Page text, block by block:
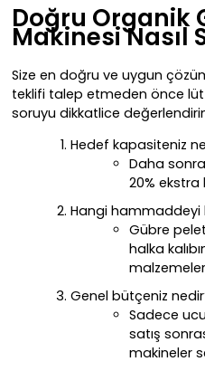
Doğru Organik
Makinesi Nasıl
Size en doğru ve uygun
teklifi talep etmeden önce
soruyu dikkatlice
Hedef kapasiteniz
Daha sonra
20% ekstra
Hangi hammaddeyi
Gübre
halka
Genel bütçeniz
Sadece
satış
makineler